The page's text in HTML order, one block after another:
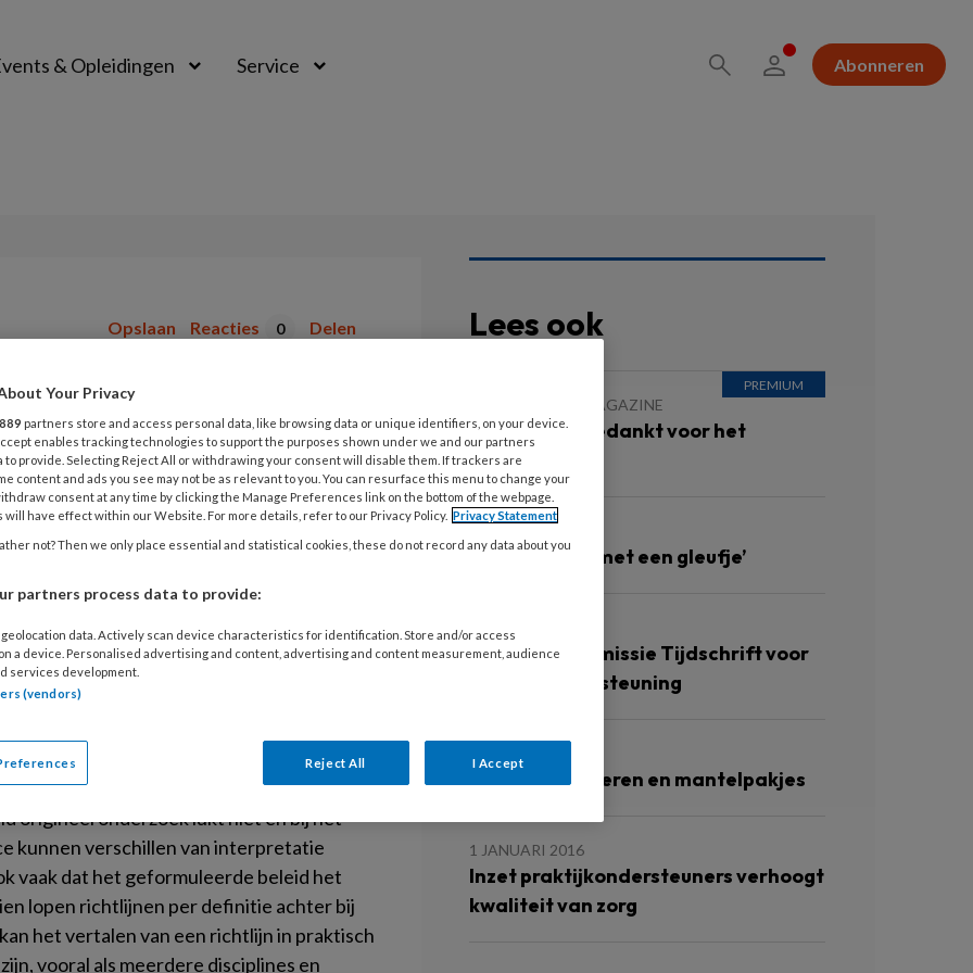
& Opleidingen Service Abonneren
Opslaan Reacties 0 Delen
ondersteunen EBP. Deze richtlijnen
mogelijke bewijs, zoals meta-analyses
Dit origineel onderzoek is
bevindingen van fundamenteel
het origineel onderzoek ontbreekt, de
origineel onderzoek lukt niet en bij het
kunnen verschillen van interpretatie
vaak dat het geformuleerde beleid het
lopen richtlijnen per definitie achter bij
het vertalen van een richtlijn in praktisch
vooral als meerdere disciplines en
Lees ook
MAGAZINE
Voorwoord: Bedankt voor het
luisteren
‘Van die rode met een gleufje’
Redactiecommissie Tijdschrift voor
praktijkondersteuning
Vreemde meneren en mantelpakjes
1 JANUARI 2016
Inzet praktijkondersteuners verhoogt
kwaliteit van zorg
Your Privacy
889 partners store and access personal data, like browsing data or unique identifiers, on your device.
enables tracking technologies to support the purposes shown under we and our partners
to provide. Selecting Reject All or withdrawing your consent will disable them. If trackers are
content and ads you see may not be as relevant to you. You can resurface this menu to change your
consent at any time by clicking the Manage Preferences link on the bottom of the webpage.
will have effect within our Website. For more details, refer to our Privacy Policy. Privacy Statement
not? Then we only place essential and statistical cookies, these do not record any data about you
partners process data to provide:
data. Actively scan device characteristics for identification. Store and/or access
a device. Personalised advertising and content, advertising and content measurement, audience
services development.
(vendors)
Reject All I Accept